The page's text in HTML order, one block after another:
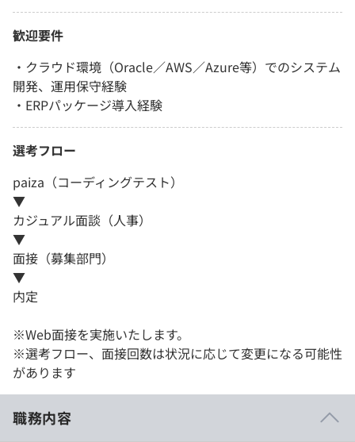
歓迎要件
・クラウド環境（Oracle／AWS／Azure等）でのシステム
開発、運用保守経験
・ERPパッケージ導入経験
選考フロー
paiza（コーディングテスト）
▼
カジュアル面談（人事）
▼
面接（募集部門）
▼
内定
※Web面接を実施いたします。
※選考フロー、面接回数は状況に応じて変更になる可能性
があります
職務内容